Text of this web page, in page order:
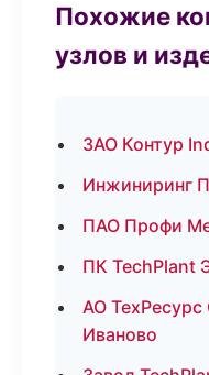
Похожие
узлов и
ЗАО Контур
Инжиниринг
ПАО Профи
ПК TechPlant
АО
Иваново